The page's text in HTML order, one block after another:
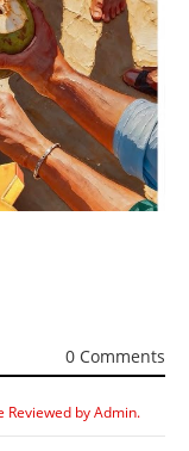
0 Comments
by Admin.